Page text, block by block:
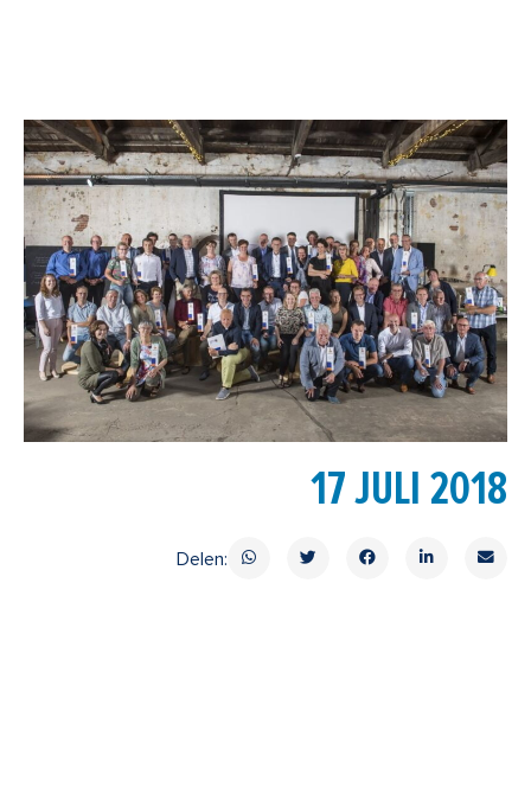
17 JULI 2018
Delen: